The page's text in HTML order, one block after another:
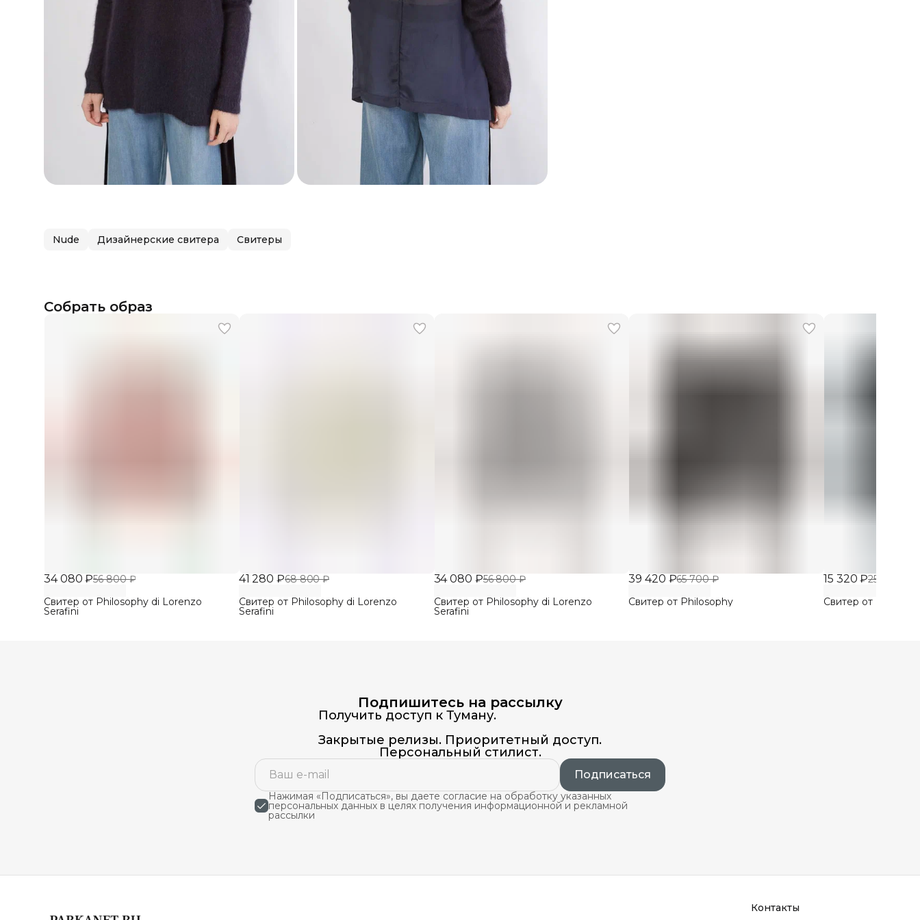
Nude Дизайнерские свитера Свитеры
Собрать образ
34 080 ₽56 800 ₽
Свитер от Philosophy di Lorenzo
Serafini
41 280 ₽68 800 ₽
Свитер от Philosophy di Lorenzo
Serafini
34 080 ₽56 800 ₽
Свитер от Philosophy di Lorenzo
Serafini
39 420 ₽65 700 ₽
Свитер от Philosophy
15 320 ₽25 533 ₽
Свитер от
Подпишитесь на рассылку
Получить доступ к Туману.
Закрытые релизы. Приоритетный доступ.
Персональный стилист.
Подписаться
Нажимая «Подписаться», вы даете согласие на обработку указанных
персональных данных в целях получения информационной и рекламной
рассылки
Контакты